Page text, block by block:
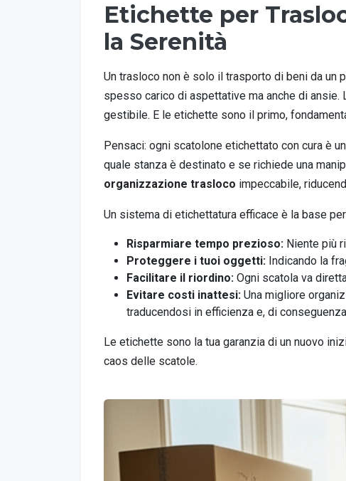
Etichette per
la Serenità
Un trasloco non è solo il trasporto di beni da un
spesso carico di aspettative ma anche di
gestibile. E le etichette sono il primo,
Pensaci: ogni scatolone etichettato con cura è
quale stanza è destinato e se richiede una
organizzazione trasloco impeccabile,
Un sistema di etichettatura efficace è la base
Risparmiare tempo prezioso: Niente più
Proteggere i tuoi oggetti: Indicando la
Facilitare il riordino: Ogni scatola va
Evitare costi inattesi: Una migliore
traducendosi in efficienza e, di
Le etichette sono la tua garanzia di un nuovo
caos delle scatole.